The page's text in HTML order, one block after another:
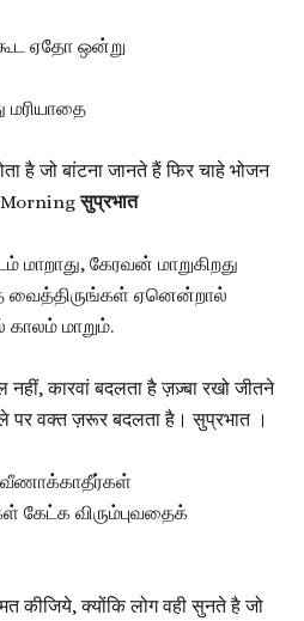
ஏதோ ஒன்று
மரியாதை
है जो बांटना जानते हैं फिर चाहे भोजन
Morningसुप्रभात
மாறாது, கேரவன் மாறுகிறது
வைத்திருங்கள் ஏனென்றால்
மாறும்.
नहीं, कारवां बदलता है ज़ज़्बा रखो जीतने
पर वक्त ज़रूर बदलता है। सुप्रभात ।
வீணாக்காதீர்கள்
விரும்புவதைக்
कीजिये, क्योंकि लोग वही सुनते है जो